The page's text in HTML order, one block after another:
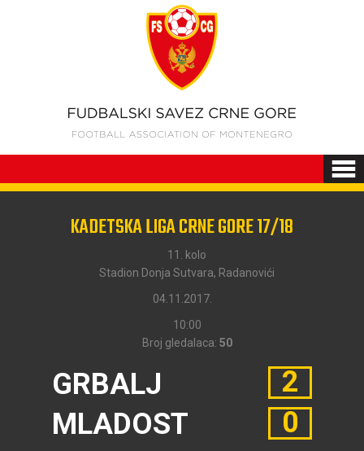
KADETSKA LIGA CRNE GORE 17/18
11. kolo
Stadion Donja Sutvara, Radanovići
04.11.2017.
10:00
Broj gledalaca: 50
GRBALJ
MLADOST
2
0